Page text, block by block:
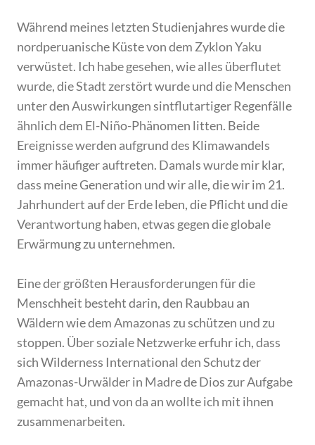
Während meines letzten Studienjahres wurde die
nordperuanische Küste von dem Zyklon Yaku
verwüstet. Ich habe gesehen, wie alles überflutet
wurde, die Stadt zerstört wurde und die Menschen
unter den Auswirkungen sintflutartiger Regenfälle
ähnlich dem El-Niño-Phänomen litten. Beide
Ereignisse werden aufgrund des Klimawandels
immer häufiger auftreten. Damals wurde mir klar,
dass meine Generation und wir alle, die wir im 21.
Jahrhundert auf der Erde leben, die Pflicht und die
Verantwortung haben, etwas gegen die globale
Erwärmung zu unternehmen.
Eine der größten Herausforderungen für die
Menschheit besteht darin, den Raubbau an
Wäldern wie dem Amazonas zu schützen und zu
stoppen. Über soziale Netzwerke erfuhr ich, dass
sich Wilderness International den Schutz der
Amazonas-Urwälder in Madre de Dios zur Aufgabe
gemacht hat, und von da an wollte ich mit ihnen
zusammenarbeiten.